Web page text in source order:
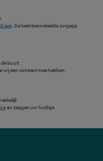
app . De best beoordeelde zorgapp
de buurt
wij een contract mee hebben.
en zeggen uw huidige